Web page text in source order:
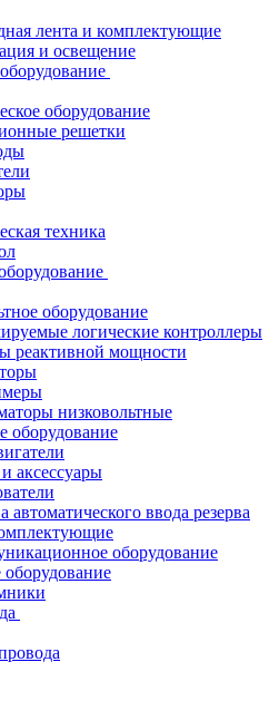
лента и комплектующие
и освещение
оборудование
решетки
техника
оборудование
логические контроллеры
реактивной мощности
низковольтные
оборудование
аксессуары
автоматического ввода резерва
оборудование